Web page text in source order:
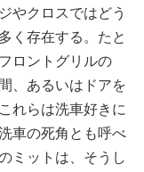
やクロスではどう
く存在する。たと
ロントグリルの
、あるいはドアを
れらは洗車好きに
車の死角とも呼べ
ミットは、そうし